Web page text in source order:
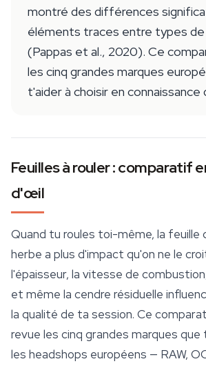
montré des différences
éléments traces entre types de
(Pappas et al., 2020). Ce
les cinq grandes marques
t'aider à choisir en connaissance
Feuilles à rouler : comparatif
d'œil
Quand tu roules toi-même, la feuille
herbe a plus d'impact qu'on ne le
l'épaisseur, la vitesse de
et même la cendre résiduelle
la qualité de ta session. Ce
revue les cinq grandes marques
les headshops européens — RAW,